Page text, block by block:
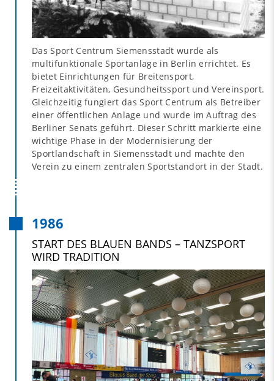
Das Sport Centrum Siemensstadt wurde als
multifunktionale Sportanlage in Berlin errichtet. Es
bietet Einrichtungen für Breitensport,
Freizeitaktivitäten, Gesundheitssport und Vereinsport.
Gleichzeitig fungiert das Sport Centrum als Betreiber
einer öffentlichen Anlage und wurde im Auftrag des
Berliner Senats geführt. Dieser Schritt markierte eine
wichtige Phase in der Modernisierung der
Sportlandschaft in Siemensstadt und machte den
Verein zu einem zentralen Sportstandort in der Stadt.
1986
START DES BLAUEN BANDS – TANZSPORT
WIRD TRADITION